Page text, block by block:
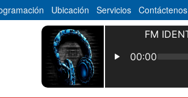
Ubicación Servicios Contáctenos